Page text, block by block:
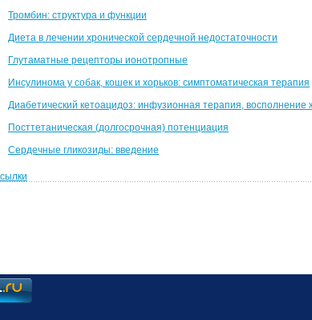
Тромбин: структура и функции
Диета в лечении хронической сердечной недостаточности
Глутаматные рецепторы ионотропные
Инсулинома у собак, кошек и хорьков: симптоматическая терапия
Диабетический кетоацидоз: инфузионная терапия, восполнение
Посттетаническая (долгосрочная) потенциация
Сердечные гликозиды: введение